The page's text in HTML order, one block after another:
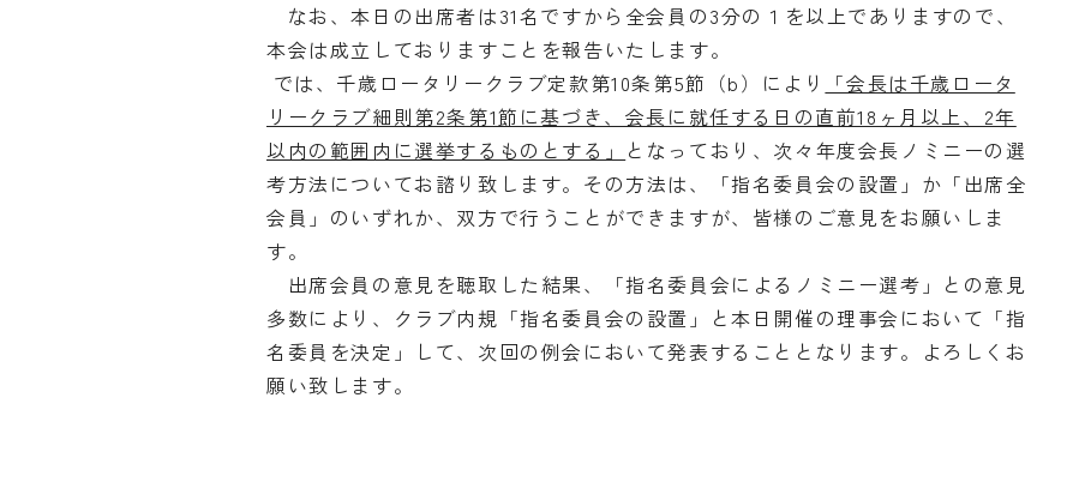
なお、本日の出席者は31名ですから全会員の3分の１を以上でありますので、
本会は成立しておりますことを報告いたします。
では、千歳ロータリークラブ定款第10条第5節（b）により
「会長は千歳ロータ
リークラブ細則第2条第1節に基づき、会長に就任する日の直前18ヶ月以上、2年
以内の範囲内に選挙するものとする」 となっており、次々年度会長ノミニーの選
考方法についてお諮り致します。その方法は、「指名委員会の設置」か「出席全
会員」のいずれか、双方で行うことができますが、皆様のご意見をお願いしま
す。
出席会員の意見を聴取した結果、「指名委員会によるノミニー選考」との意見
多数により、クラブ内規「指名委員会の設置」と本日開催の理事会において「指
名委員を決定」して、次回の例会において発表することとなります。よろしくお
願い致します。